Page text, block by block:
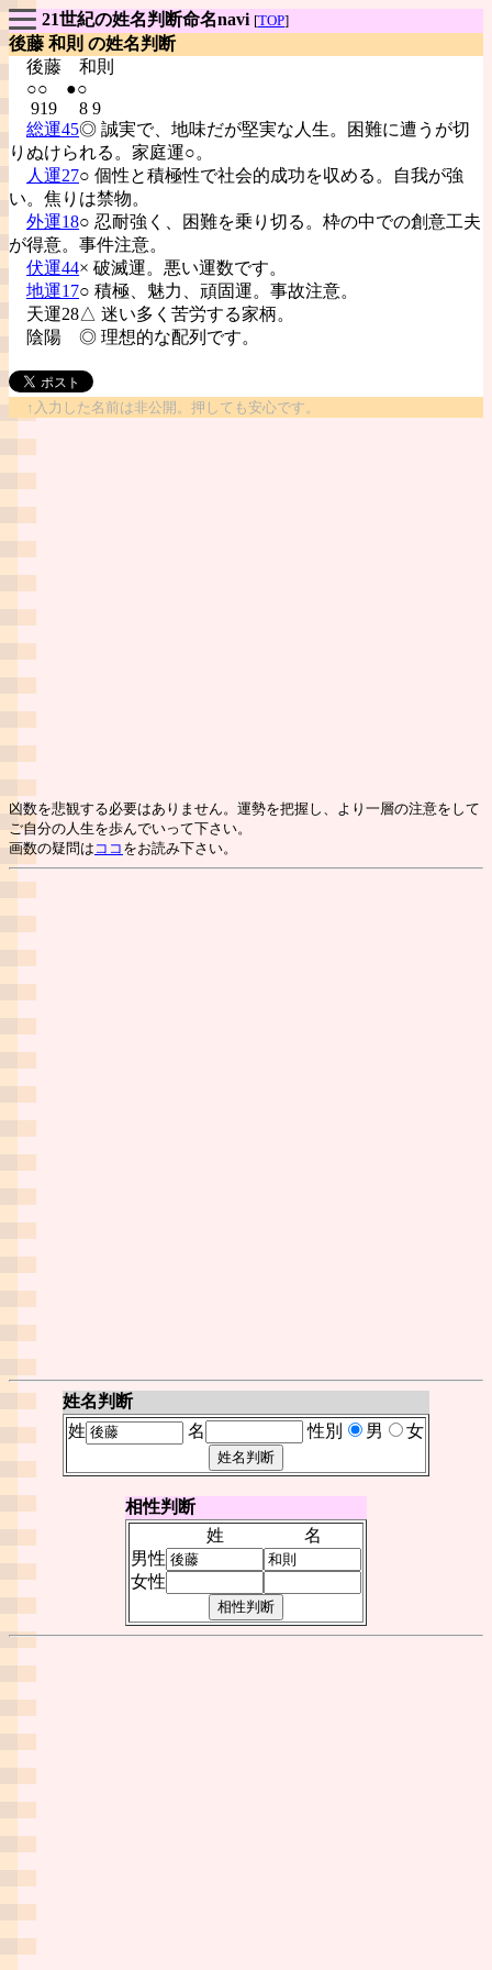
21世紀の姓名判断命名navi [TOP]
後藤 和則 の姓名判断
後藤 和則
○○ ●○
919 8 9
総運45◎ 誠実で、地味だが堅実な人生。困難に遭うが切
りぬけられる。家庭運○。
人運27○ 個性と積極性で社会的成功を収める。自我が強
い。焦りは禁物。
外運18○ 忍耐強く、困難を乗り切る。枠の中での創意工夫
が得意。事件注意。
伏運44× 破滅運。悪い運数です。
地運17○ 積極、魅力、頑固運。事故注意。
天運28△ 迷い多く苦労する家柄。
陰陽 ◎ 理想的な配列です。
↑入力した名前は非公開。押しても安心です。
凶数を悲観する必要はありません。運勢を把握し、より一層の注意をして
ご自分の人生を歩んでいって下さい。
画数の疑問は ココ をお読み下さい。
姓名判断
姓
名 性別 男 女
相性判断
姓
名
男性
女性